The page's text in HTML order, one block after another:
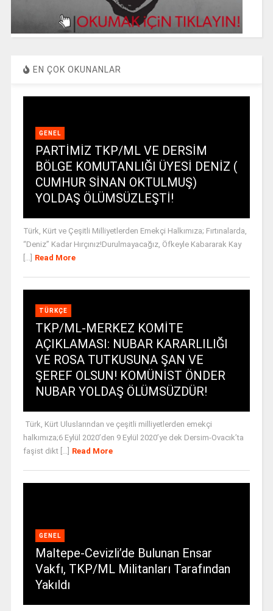
EN ÇOK OKUNANLAR
GENEL
PARTİMİZ TKP/ML VE DERSİM
BÖLGE KOMUTANLIĞI ÜYESİ DENİZ (
CUMHUR SİNAN OKTULMUŞ)
YOLDAŞ ÖLÜMSÜZLEŞTİ!
Türk, Kürt ve Çeşitli Milliyetlerden Emekçi Halkımıza; Fırtınalarda,
“Deniz” Kadar Hırçınız!Durulmayacağız, Öfkeyle Kabararak Kay
Read More
TÜRKÇE
TKP/ML-MERKEZ KOMİTE
AÇIKLAMASI: NUBAR KARARLILIĞI
VE ROSA TUTKUSUNA ŞAN VE
ŞEREF OLSUN! KOMÜNİST ÖNDER
NUBAR YOLDAŞ ÖLÜMSÜZDÜR!
Türk, Kürt Uluslarından ve çeşitli milliyetlerden emekçi
halkımıza;6 Eylül 2020’den 9 Eylül 2020’ye dek Dersim-Ovacık’ta
faşist dikt [...]
Read More
GENEL
Maltepe-Cevizli’de Bulunan Ensar
Vakfı, TKP/ML Militanları Tarafından
Yakıldı